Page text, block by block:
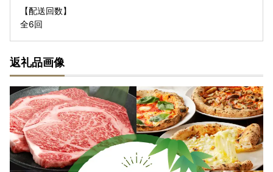
【配送回数】
全6回
返礼品画像